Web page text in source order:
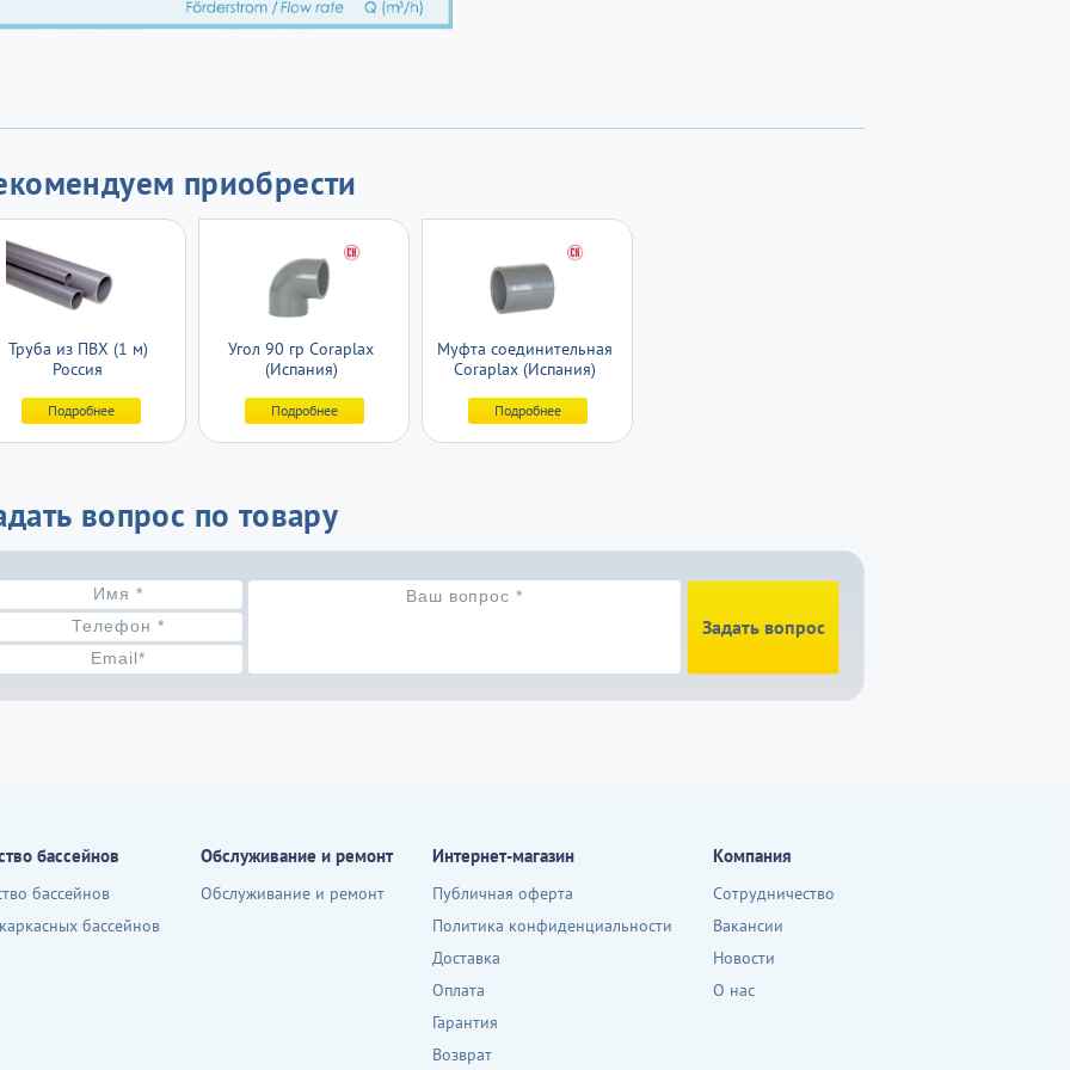
приобрести
Труба из ПВХ (1 м)
Россия
Подробнее
Угол 90 гр Coraplax
(Испания)
Подробнее
Муфта соединительная
Coraplax (Испания)
Подробнее
вопрос по товару
Задать вопрос
бассейнов
бассейнов
бассейнов
Обслуживание и ремонт
Обслуживание и ремонт
Интернет-магазин
Публичная оферта
Политика конфиденциальности
Доставка
Оплата
Гарантия
Возврат
Компания
Сотрудничество
Вакансии
Новости
О нас